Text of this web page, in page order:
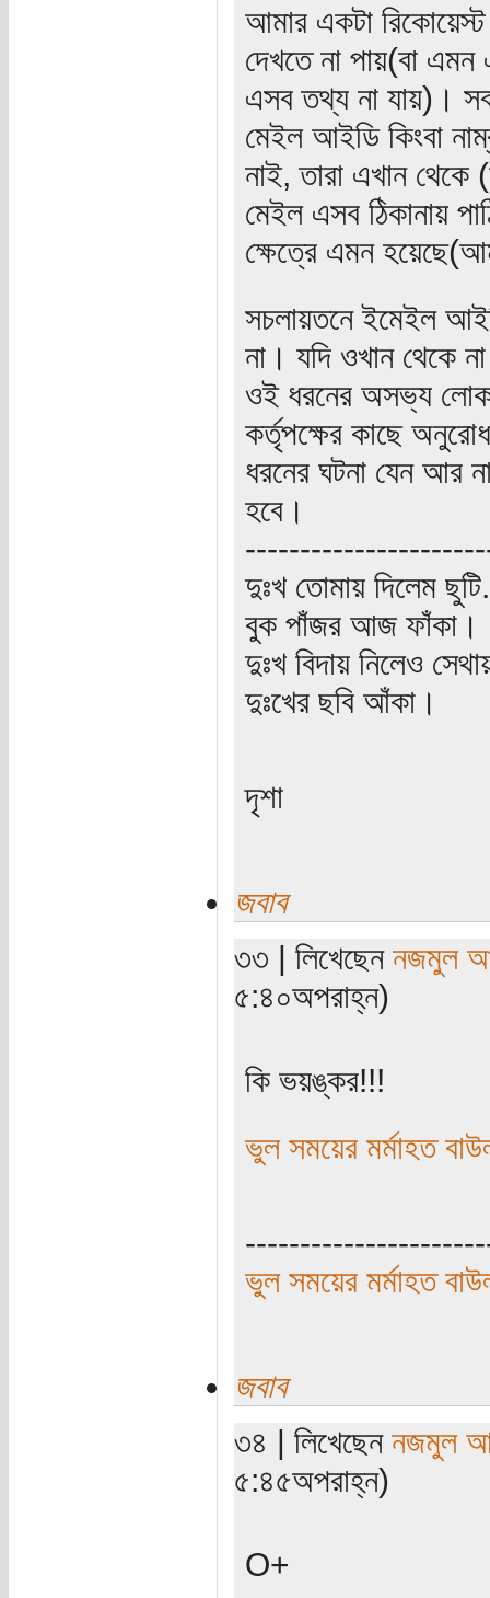
আমার একটা
দেখতে না পায়(বা
এসব তথ্য না যায়)।
মেইল আইডি কিংবা
নাই, তারা এখান থেকে
মেইল এসব ঠিকানায়
ক্ষেত্রে এমন
সচলায়তনে ইমেইল
না। যদি ওখান থেকে
ওই ধরনের অসভ্য লোক
কর্তৃপক্ষের কাছে
ধরনের ঘটনা যেন আর
হবে।
দুঃখ তোমায় দিলেম
বুক পাঁজর আজ ফাঁকা।
দুঃখ বিদায় নিলেও
দুঃখের ছবি আঁকা।
দৃশা
জবাব
৩৩ | লিখেছেন নজমুল
৫:৪০অপরাহ্ন)
কি ভয়ঙ্কর!!!
ভুল সময়ের মর্মাহত
ভুল সময়ের মর্মাহত
জবাব
৩৪ | লিখেছেন নজমুল
৫:৪৫অপরাহ্ন)
O+